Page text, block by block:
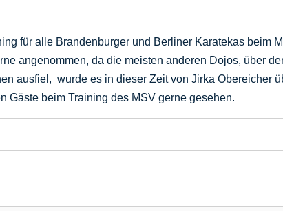
für alle Brandenburger und Berliner Karatekas beim
angenommen, da die meisten anderen Dojos, über
ausfiel, wurde es in dieser Zeit von Jirka Obereicher
Gäste beim Training des MSV gerne gesehen.